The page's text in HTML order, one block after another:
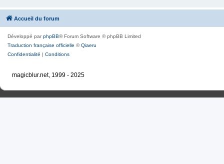
Accueil du forum
Développé parphpBB® Forum Software © phpBB Limited
Traduction française officielle ©Qiaeru
Confidentialité | Conditions
magicblur.net, 1999 - 2025